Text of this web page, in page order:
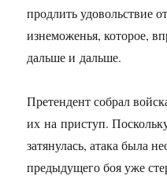
продлить удовольствие
изнеможенья, которое,
дальше и дальше.
Претендент собрал
их на приступ.
затянулась, атака была
предыдущего боя уже